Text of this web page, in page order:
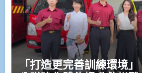
「打造更完善訓練環境